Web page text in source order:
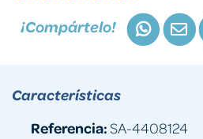
¡Compártelo!
Características
Referencia:SA-4408124